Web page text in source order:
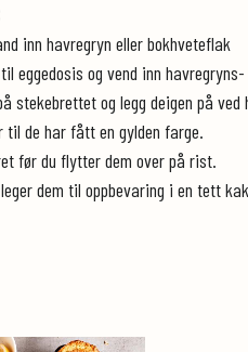
inn havregryn eller bokhveteflak
eggedosis og vend inn
stekebrettet og legg deigen på
til de har fått en gylden farge.
før du flytter dem over på rist.
dem til oppbevaring i en tett